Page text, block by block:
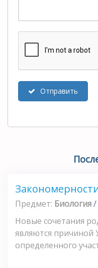
Отправить
Предмет: Биология/
Новые сочетания
являются причиной
определенного